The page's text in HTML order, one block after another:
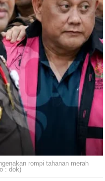
rompi tahanan merah
: dok)